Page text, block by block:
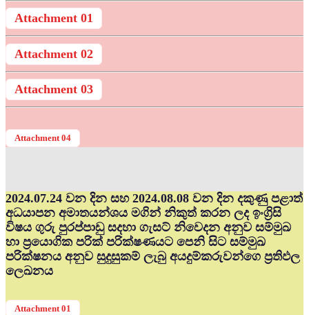
Attachment 01
Attachment 02
Attachment 03
Attachment 04
2024.07.24 වන දින සහ 2024.08.08 වන දින දකුණු පළාත්
අධ‍යාපන අමාතයන්ශය මගින් නිකුත් කරන ලද ඉංග්‍රිසි
විෂය ගුරු පුරප්පාඩු සදහා ගැසට් නිවෙදන අනුව සම්මුඛ
හා ප්‍රයොගික පරික් පරික්ෂණයට පෙනි සිට සම්මුඛ
පරික්ෂනය අනුව සුදුසුකම් ලැබු අයදුම්කරුවන්ගෙ ප්‍රතිඵල
ලෙඛනය
Attachment 01